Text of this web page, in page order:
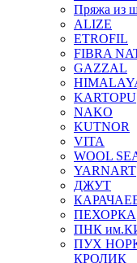
Пряжа из
ALIZE
ETROFIL
FIBRA
GAZZAL
KARTOPU
NAKO
KUTNOR
VITA
WOOL
YARNART
ДЖУТ
ПЕХОРКА
ПНК
ПУХ
КРОЛИК